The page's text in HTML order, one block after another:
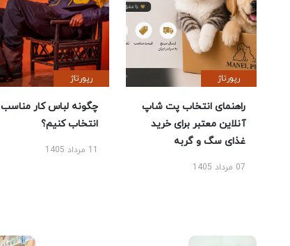
رپورتاژ
راهنمای انتخاب پت شاپ
آنلاین معتبر برای خرید
غذای سگ و گربه
07 مرداد 1405
رپورتاژ
چگونه لباس کار مناسب
انتخاب کنیم؟
11 مرداد 1405